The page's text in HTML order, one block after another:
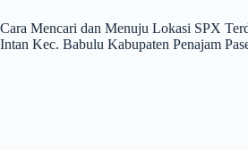
Cara Mencari dan Menuju Lokasi SPX
Intan Kec. Babulu Kabupaten Penajam